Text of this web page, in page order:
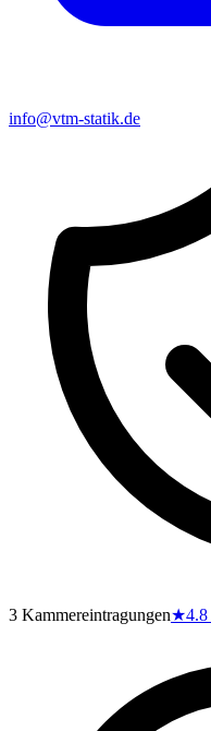
info@vtm-statik.de
3 Kammereintragungen★4.8